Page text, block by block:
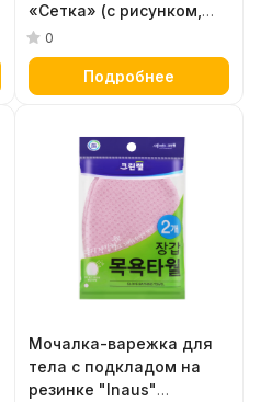
«Сетка» (с рисунком,
средней жёсткости)
размер 28 х 96 см
0
Подробнее
Мочалка-варежка для
тела с подкладом на
резинке "Inaus"